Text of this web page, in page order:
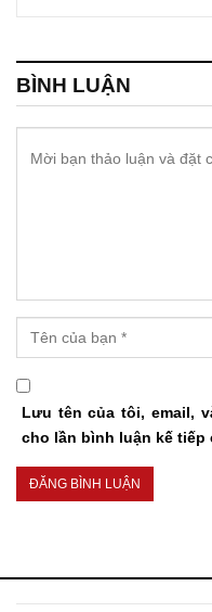
BÌNH LUẬN
Lưu tên của tôi, email,
cho lần bình luận kế tiếp